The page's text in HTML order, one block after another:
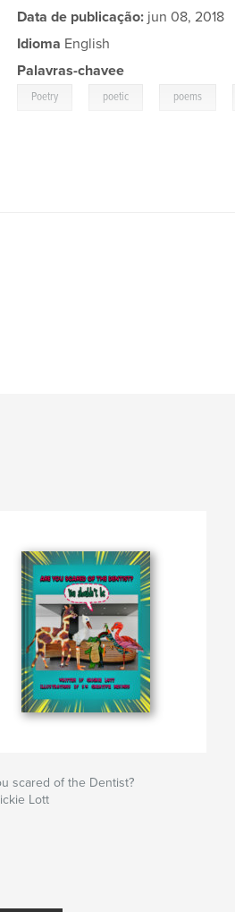
Data de publicação: jun 08, 2018
Idioma English
Palavras-chavee
Poetry poetic poems
scared of the Dentist?
Lott